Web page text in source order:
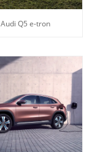
Audi Q5 e-tron